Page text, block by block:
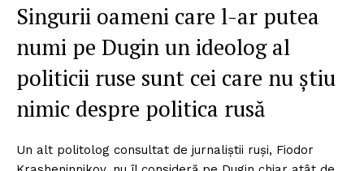
Singurii oameni care l-ar putea
numi pe Dugin un ideolog al
politicii ruse sunt cei care nu știu
nimic despre politica rusă
Un alt politolog consultat de jurnaliștii ruși, Fiodor